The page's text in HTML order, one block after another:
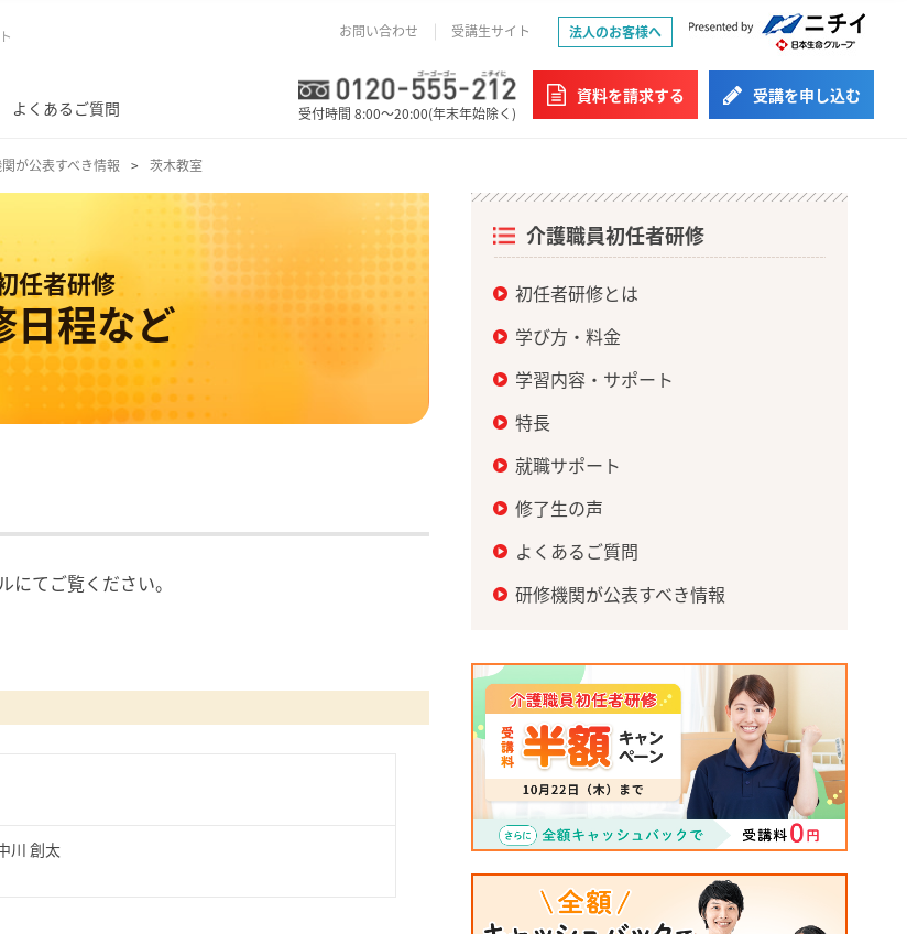
お問い合わせ 受講生サイト 法人のお客様へ
よくあるご質問 受付時間 8:00～20:00(年末年始除く)
資料を請求する 受講を申し込む
が公表すべき情報 茨木教室
任者研修
日程など
てご覧ください。
川 創太
介護職員初任者研修
初任者研修とは
学び方・料金
学習内容・サポート
特長
就職サポート
修了生の声
よくあるご質問
研修機関が公表すべき情報